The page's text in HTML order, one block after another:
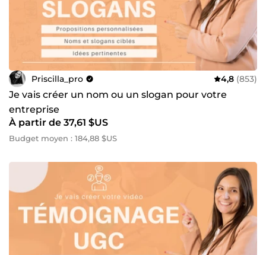
Priscilla_pro 4,8 (853)
Je vais créer un nom ou un slogan pour votre
entreprise
À partir de 37,61 $US
Budget moyen : 184,88 $US